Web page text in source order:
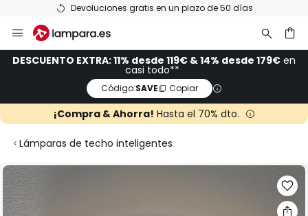
Devoluciones gratis en un plazo de 50 días
al
contenido
DESCUENTO EXTRA: 11% desde 119€ & 14% desde 179€ en
casi todo**
Código:SAVE Copiar
¡Compra & Ahorra! Hasta el 70% dto.
Lámparas de techo inteligentes
Saltar
al
final